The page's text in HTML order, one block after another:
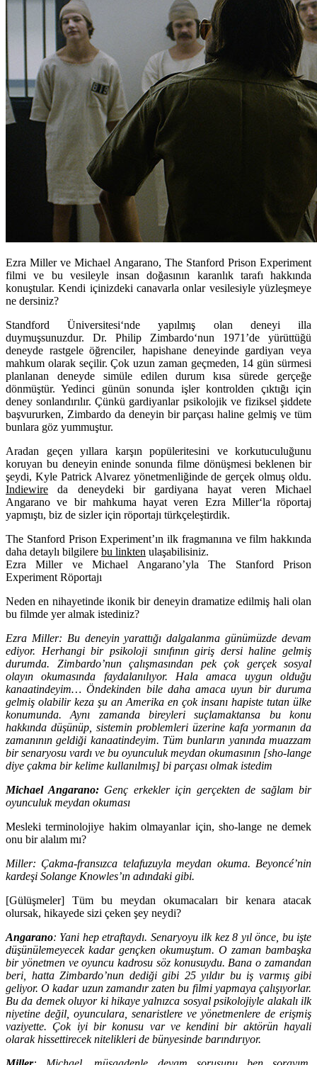
Ezra Miller ve Michael Angarano, The Stanford Prison Experiment
filmi ve bu vesileyle insan doğasının karanlık tarafı hakkında
konuştular. Kendi içinizdeki canavarla onlar vesilesiyle yüzleşmeye
ne dersiniz?
Standford Üniversitesi‘nde yapılmış olan deneyi illa
duymuşsunuzdur. Dr. Philip Zimbardo‘nun 1971’de yürüttüğü
deneyde rastgele öğrenciler, hapishane deneyinde gardiyan veya
mahkum olarak seçilir. Çok uzun zaman geçmeden, 14 gün sürmesi
planlanan deneyde simüle edilen durum kısa sürede gerçeğe
dönmüştür. Yedinci günün sonunda işler kontrolden çıktığı için
deney sonlandırılır. Çünkü gardiyanlar psikolojik ve fiziksel şiddete
başvururken, Zimbardoda deneyin bir parçası haline gelmiş ve tüm
bunlara göz yummuştur.
Aradan geçen yıllara karşın popüleritesini ve korkutuculuğunu
koruyan bu deneyin eninde sonunda filme dönüşmesi beklenen bir
şeydi, Kyle Patrick Alvarezyönetmenliğinde de gerçek olmuş oldu.
Indiewire da deneydeki bir gardiyana hayat veren Michael
Angarano ve bir mahkuma hayat veren Ezra Miller‘la röportaj
yapmıştı, biz de sizler için röportajı türkçeleştirdik.
The Stanford Prison Experiment’ın ilk fragmanına ve film hakkında
daha detaylı bilgilere bu linkten ulaşabilisiniz.
Ezra Miller ve Michael Angarano’yla The Stanford Prison
Experiment Röportajı
Neden en nihayetinde ikonik bir deneyin dramatize edilmiş hali olan
bu filmde yer almak istediniz?
Ezra Miller: Bu deneyin yarattığı dalgalanma günümüzde devam
ediyor. Herhangi bir psikoloji sınıfının giriş dersi haline gelmiş
durumda. Zimbardo’nun çalışmasından pek çok gerçek sosyal
olayın okumasında faydalanılıyor. Hala amaca uygun olduğu
kanaatindeyim… Öndekinden bile daha amaca uyun bir duruma
gelmiş olabilir keza şu an Amerika en çok insanı hapiste tutan ülke
konumunda. Aynı zamanda bireyleri suçlamaktansa bu konu
hakkında düşünüp, sistemin problemleri üzerine kafa yormanın da
zamanının geldiği kanaatindeyim. Tüm bunların yanında muazzam
bir senaryosu vardı ve bu oyunculuk meydan okumasının [sho-lange
diye çakma bir kelime kullanılmış] bi parçası olmak istedim
Michael Angarano: Genç erkekler için gerçekten de sağlam bir
oyunculuk meydan okuması
Mesleki terminolojiye hakim olmayanlar için, sho-lange ne demek
onu bir alalım mı?
Miller: Çakma-fransızca telafuzuyla meydan okuma. Beyoncé’nin
kardeşi Solange Knowles’ın adındaki gibi.
[Gülüşmeler] Tüm bu meydan okumacaları bir kenara atacak
olursak, hikayede sizi çeken şey neydi?
Angarano: Yani hep etraftaydı. Senaryoyu ilk kez 8 yıl önce, bu işte
düşünülemeyecek kadar gençken okumuştum. O zaman bambaşka
bir yönetmen ve oyuncu kadrosu söz konusuydu. Bana o zamandan
beri, hatta Zimbardo’nun dediği gibi 25 yıldır bu iş varmış gibi
geliyor. O kadar uzun zamandır zaten bu filmi yapmaya çalışıyorlar.
Bu da demek oluyor ki hikaye yalnızca sosyal psikolojiyle alakalı ilk
niyetine değil, oyunculara, senaristlere ve yönetmenlere de erişmiş
vaziyette. Çok iyi bir konusu var ve kendini bir aktörün hayali
olarak hissettirecek nitelikleri de bünyesinde barındırıyor.